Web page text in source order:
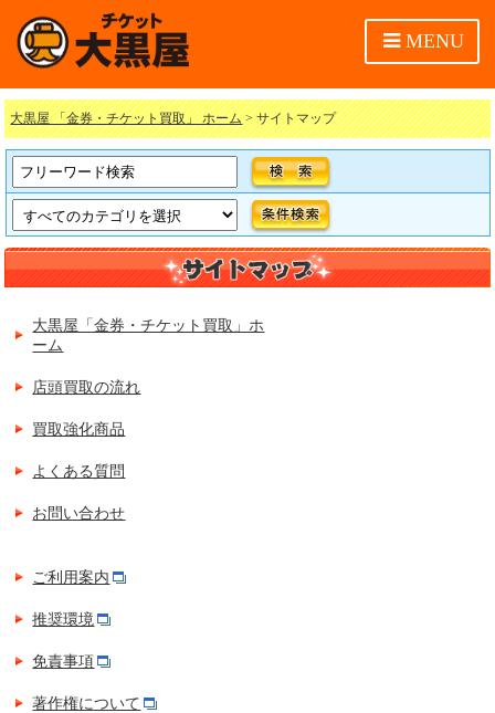
MENU
大黒屋 「金券・チケット買取」 ホーム> サイトマップ
大黒屋「金券・チケット買取」ホ
ーム
店頭買取の流れ
買取強化商品
よくある質問
お問い合わせ
ご利用案内
推奨環境
免責事項
著作権について